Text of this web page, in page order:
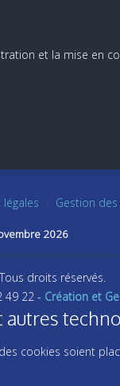
et la mise en
Gestion
2026
droits réservés.
49 22 - Création et
autres
cookies soient